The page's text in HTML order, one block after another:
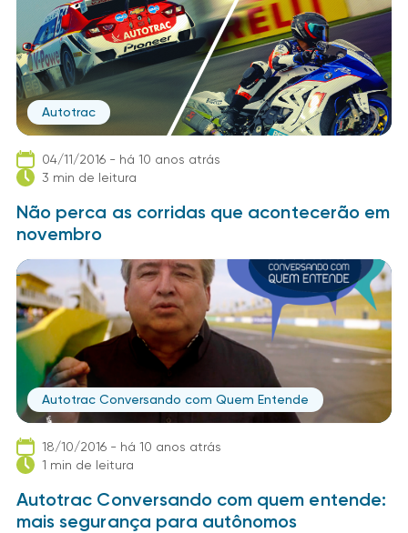
Autotrac
04/11/2016 - há 10 anos atrás
3 min de leitura
Não perca as corridas que acontecerão em
novembro
Autotrac Conversando com Quem Entende
18/10/2016 - há 10 anos atrás
1 min de leitura
Autotrac Conversando com quem entende:
mais segurança para autônomos